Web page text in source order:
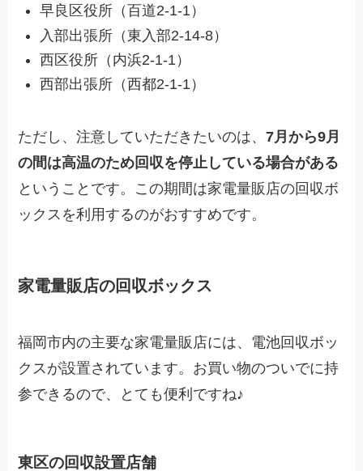
早良区役所（百道2-1-1）
入部出張所（東入部2-14-8）
西区役所（内浜2-1-1）
西部出張所（西都2-1-1）
ただし、注意していただきたいのは、7月から9月
の間は高温のため回収を停止している場合がある
ということです。この期間は家電量販店の回収ボ
ックスを利用するのがおすすめです。
家電量販店の回収ボックス
福岡市内の主要な家電量販店には、電池回収ボッ
クスが設置されています。お買い物のついでに持
参できるので、とても便利ですね♪
東区の回収設置店舗